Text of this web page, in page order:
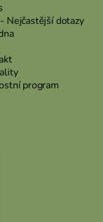
Nejčastější dotazy
program